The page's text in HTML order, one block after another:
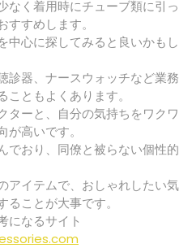
なく着用時にチューブ類に引っ
すめします。
中心に探してみると良いかもし
診器、ナースウォッチなど業務
ともよくあります。
ターと、自分の気持ちをワクワ
高いです。
でおり、同僚と被らない個性的
アイテムで、おしゃれしたい気
ことが大事です。
になるサイト